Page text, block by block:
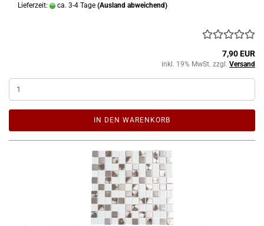
Lieferzeit:
ca. 3-4 Tage (Ausland abweichend)
7,90 EUR
inkl. 19% MwSt. zzgl. Versand
IN DEN WARENKORB